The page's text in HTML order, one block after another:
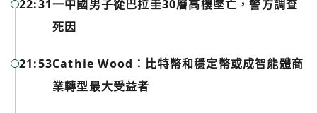
22:31一中國男子從巴拉圭30層高樓墜亡，警方調查
死因
21:53Cathie Wood：比特幣和穩定幣或成智能體商
業轉型最大受益者
城市